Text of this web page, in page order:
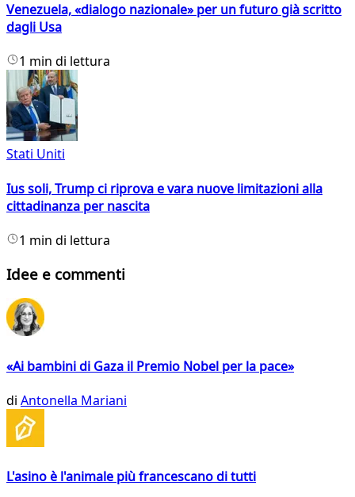
Venezuela, «dialogo nazionale» per un futuro già scritto
dagli Usa
1 min di lettura
Stati Uniti
Ius soli, Trump ci riprova e vara nuove limitazioni alla
cittadinanza per nascita
1 min di lettura
Idee e commenti
«Ai bambini di Gaza il Premio Nobel per la pace»
di Antonella Mariani
L'asino è l'animale più francescano di tutti